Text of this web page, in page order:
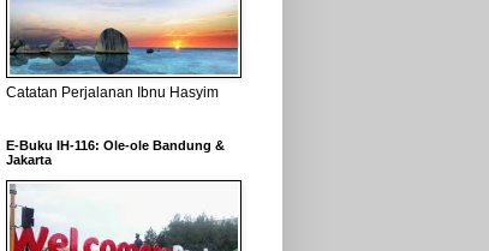
Catatan Perjalanan Ibnu Hasyim
E-Buku IH-116: Ole-ole Bandung &
Jakarta